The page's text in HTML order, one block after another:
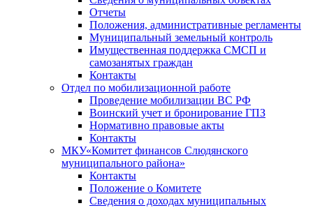
Отчеты
Положения, административные регламенты
Муниципальный земельный контроль
Имущественная поддержка СМСП и
самозанятых граждан
Контакты
Отдел по мобилизационной работе
Проведение мобилизации ВС РФ
Воинский учет и бронирование ГПЗ
Нормативно правовые акты
Контакты
МКУ«Комитет финансов Слюдянского
муниципального района»
Контакты
Положение о Комитете
Сведения о доходах муниципальных